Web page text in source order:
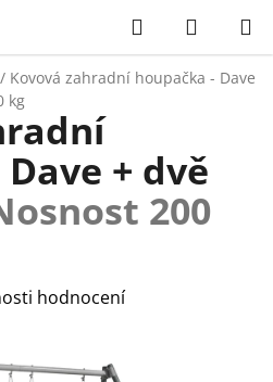
Hledat
KOŠÍK
/ Kovová zahradní houpačka - Dave
kg
+ dvě
200
hodnocení